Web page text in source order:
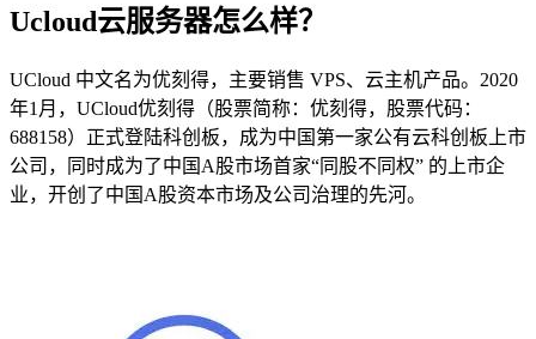
Ucloud云服务器怎么样？
UCloud 中文名为优刻得，主要销售 VPS、云主机产品。2020
年1月，UCloud优刻得（股票简称：优刻得，股票代码：
688158）正式登陆科创板，成为中国第一家公有云科创板上市
公司，同时成为了中国A股市场首家“同股不同权” 的上市企
业，开创了中国A股资本市场及公司治理的先河。